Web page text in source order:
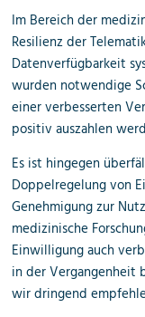
Im Bereich der
Resilienz der
Datenverfügbarkeit
wurden notwendige
einer verbesserten
positiv auszahlen
Es ist hingegen
Doppelregelung von
Genehmigung zur
medizinische
Einwilligung auch
in der Vergangenheit
wir dringend